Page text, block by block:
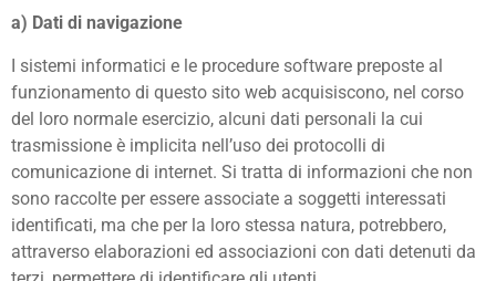
a) Dati di navigazione
I sistemi informatici e le procedure software preposte al
funzionamento di questo sito web acquisiscono, nel corso
del loro normale esercizio, alcuni dati personali la cui
trasmissione è implicita nell’uso dei protocolli di
comunicazione di internet. Si tratta di informazioni che non
sono raccolte per essere associate a soggetti interessati
identificati, ma che per la loro stessa natura, potrebbero,
attraverso elaborazioni ed associazioni con dati detenuti da